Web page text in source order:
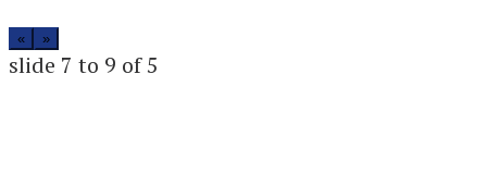
« »
slide 7 to 9 of 5